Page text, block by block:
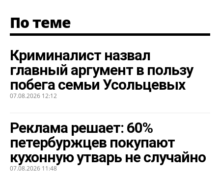
По теме
Криминалист назвал
главный аргумент в пользу
побега семьи Усольцевых
07.08.2026 12:12
Реклама решает: 60%
петербуржцев покупают
кухонную утварь не случайно
07.08.2026 11:48